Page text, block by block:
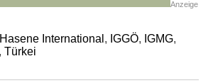
Anzeige
Hasene International , IGGÖ, IGMG,
, Türkei